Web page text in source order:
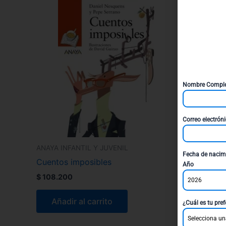
ANAYA INFANTIL Y JUVENIL
Cuentos imposibles
$ 108.200
Añadir al carrito
Nombre
Correo
Fecha de
Año
2026
¿Cuál es tu
Selecciona